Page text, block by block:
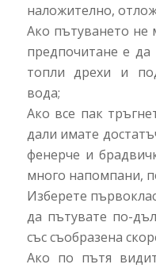
наложително,
Ако пътуването не
предпочитане е да
топли дрехи и
вода;
Ако все пак
дали имате
фенерче и
много напомпани,
Изберете
да пътувате по-
със съобразена
Ако по пътя